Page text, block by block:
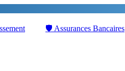
🛡️ Assurances Bancaires